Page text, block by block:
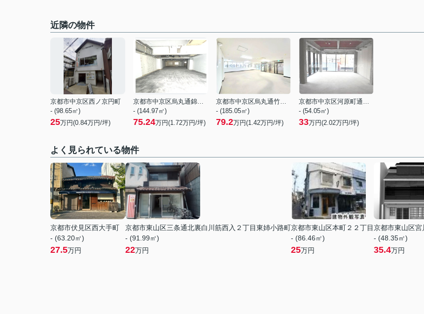
近隣の物件
京都市中京区西ノ京円町
- (98.65㎡)
25万円(0.84万円/坪)
京都市中京区烏丸通錦小路上る手洗水町
- (144.97㎡)
75.24万円(1.72万円/坪)
京都市中京区烏丸通竹屋町上る大倉町
- (185.05㎡)
79.2万円(1.42万円/坪)
京都市中京区河原町通三条下る大黒町
- (54.05㎡)
33万円(2.02万円/坪)
よく見られている物件
京都市伏見区西大手町
- (63.20㎡)
27.5万円
京都市東山区三条通北裏白川筋西入２丁目東姉小路町
- (91.99㎡)
22万円
京都市東山区本町２２丁目
- (86.46㎡)
25万円
京都市東山区宮
- (48.35㎡)
35.4万円